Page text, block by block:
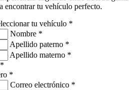
encontrar tu vehículo perfecto.
tu vehículo *
Nombre *
Apellido paterno *
Apellido materno *
*
*
Correo electrónico *